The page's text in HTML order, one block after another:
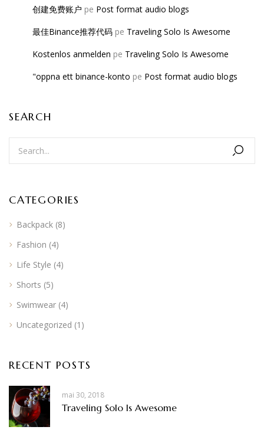
创建免费账户 pe Post format audio blogs
最佳Binance推荐代码 pe Traveling Solo Is Awesome
Kostenlos anmelden pe Traveling Solo Is Awesome
"oppna ett binance-konto pe Post format audio blogs
SEARCH
CATEGORIES
Backpack (8)
Fashion (4)
Life Style (4)
Shorts (5)
Swimwear (4)
Uncategorized (1)
RECENT POSTS
mai 30, 2018
Traveling Solo Is Awesome